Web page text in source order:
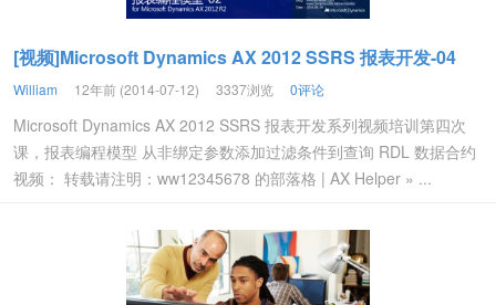
[视频]Microsoft Dynamics AX 2012 SSRS 报表开发-04
William 12年前 (2014-07-12) 3337浏览 0评论
Microsoft Dynamics AX 2012 SSRS 报表开发系列视频培训第四次
课，报表编程模型 从非绑定参数添加过滤条件到查询 RDL 数据合约
视频： 转载请注明：ww12345678 的部落格 | AX Helper » ...